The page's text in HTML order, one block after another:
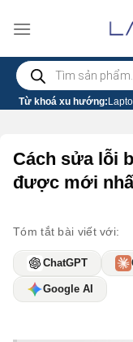
đến
dungTìm
kiếm
sản
phẩm
Từ khoá xu hướng:
Cách sửa lỗi
được mới
Tóm tắt bài viết với:
ChatGPT
Google AI